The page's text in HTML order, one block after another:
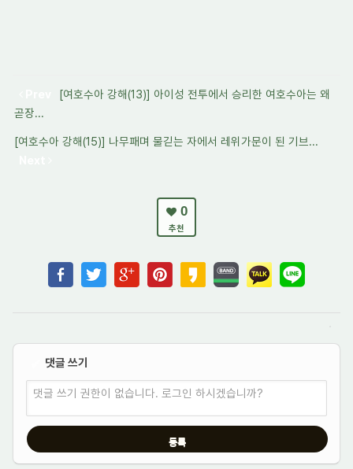
[여호수아 강해(13)] 아이성 전투에서 승리한 여호수아는 왜
곧장...
[여호수아 강해(15)] 나무패며 물긷는 자에서 레위가문이 된 기브...
0
추천
댓글 쓰기
댓글 쓰기 권한이 없습니다. 로그인 하시겠습니까?